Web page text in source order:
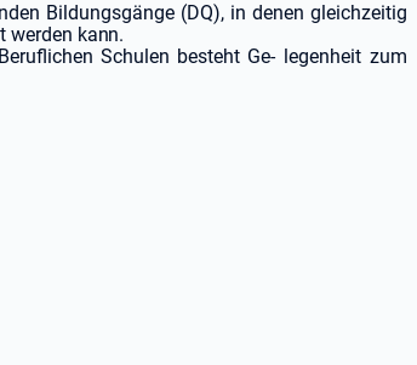
Bildungsgänge (DQ), in denen gleichzeitig
werden kann.
Beruflichen Schulen besteht Ge- legenheit zum